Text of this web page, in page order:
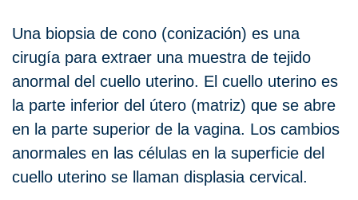
Una biopsia de cono (conización) es una
cirugía para extraer una muestra de tejido
anormal del cuello uterino. El cuello uterino es
la parte inferior del útero (matriz) que se abre
en la parte superior de la vagina. Los cambios
anormales en las células en la superficie del
cuello uterino se llaman displasia cervical.